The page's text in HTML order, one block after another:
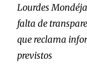
Lourdes
falta de
que reclama
previstos